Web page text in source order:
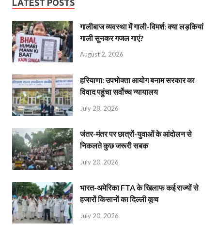
LATEST POSTS
गालीबाज व्‍यवस्‍था में गाली-विमर्श: क्या लड़कियां
गाली सुनकर गजल गाएं?
August 2, 2026
हरियाणा: उपभोक्ता आयोग बनाम सरकार का
विवाद पहुंचा सर्वोच्च न्यायालय
July 28, 2026
जंतर-मंतर पर छात्रों-युवाओं के आंदोलन से
निकलते कुछ जरूरी सबक
July 20, 2026
भारत-अमेरिका FTA के खिलाफ कई राज्यों से
हजारों किसानों का दिल्ली कूच
July 20, 2026